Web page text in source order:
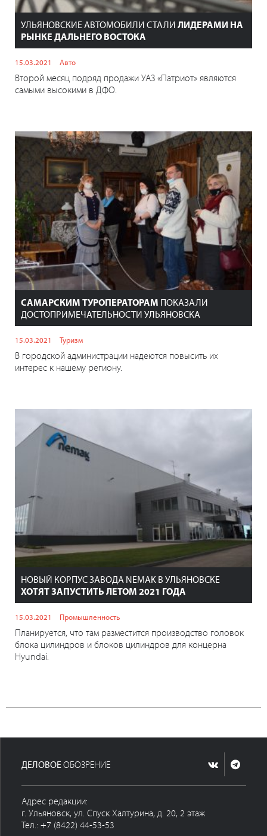
УЛЬЯНОВСКИЕ АВТОМОБИЛИ СТАЛИ ЛИДЕРАМИ НА
РЫНКЕ ДАЛЬНЕГО ВОСТОКА
15.03.2021 Авто
Второй месяц подряд продажи УАЗ «Патриот» являются
самыми высокими в ДФО.
САМАРСКИМ ТУРОПЕРАТОРАМ ПОКАЗАЛИ
ДОСТОПРИМЕЧАТЕЛЬНОСТИ УЛЬЯНОВСКА
15.03.2021 Туризм
В городской администрации надеются повысить их
интерес к нашему региону.
НОВЫЙ КОРПУС ЗАВОДА NEMAK В УЛЬЯНОВСКЕ
ХОТЯТ ЗАПУСТИТЬ ЛЕТОМ 2021 ГОДА
15.03.2021 Промышленность
Планируется, что там разместится производство головок
блока цилиндров и блоков цилиндров для концерна
Hyundai.
ДЕЛОВОЕОБОЗРЕНИЕ
Адрес редакции:
г. Ульяновск, ул. Спуск Халтурина, д. 20, 2 этаж
Тел.: +7 (8422) 44-53-53